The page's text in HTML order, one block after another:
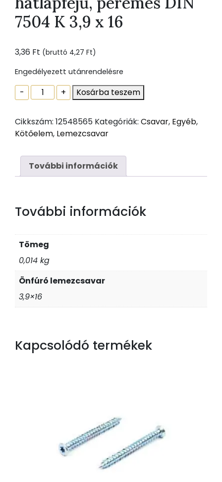
7504 K 3,9 x 16
3,36 Ft (bruttó 4,27 Ft)
Engedélyezett utánrendelésre
-
Önfúró
lemezcsavar,
peremes
DIN
K
3,9
mennyiség
+ Kosárba teszem
Cikkszám: 12548565 Kategóriák: Csavar, Egyéb,
Kötőelem, Lemezcsavar
További információk
További információk
Tömeg
0,014 kg
Önfúró lemezcsavar
3,9×16
Kapcsolódó termékek